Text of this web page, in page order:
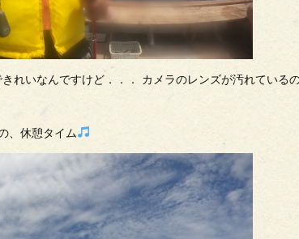
れいなんですけど．．． カメラのレンズが汚れているの
、休憩タイム